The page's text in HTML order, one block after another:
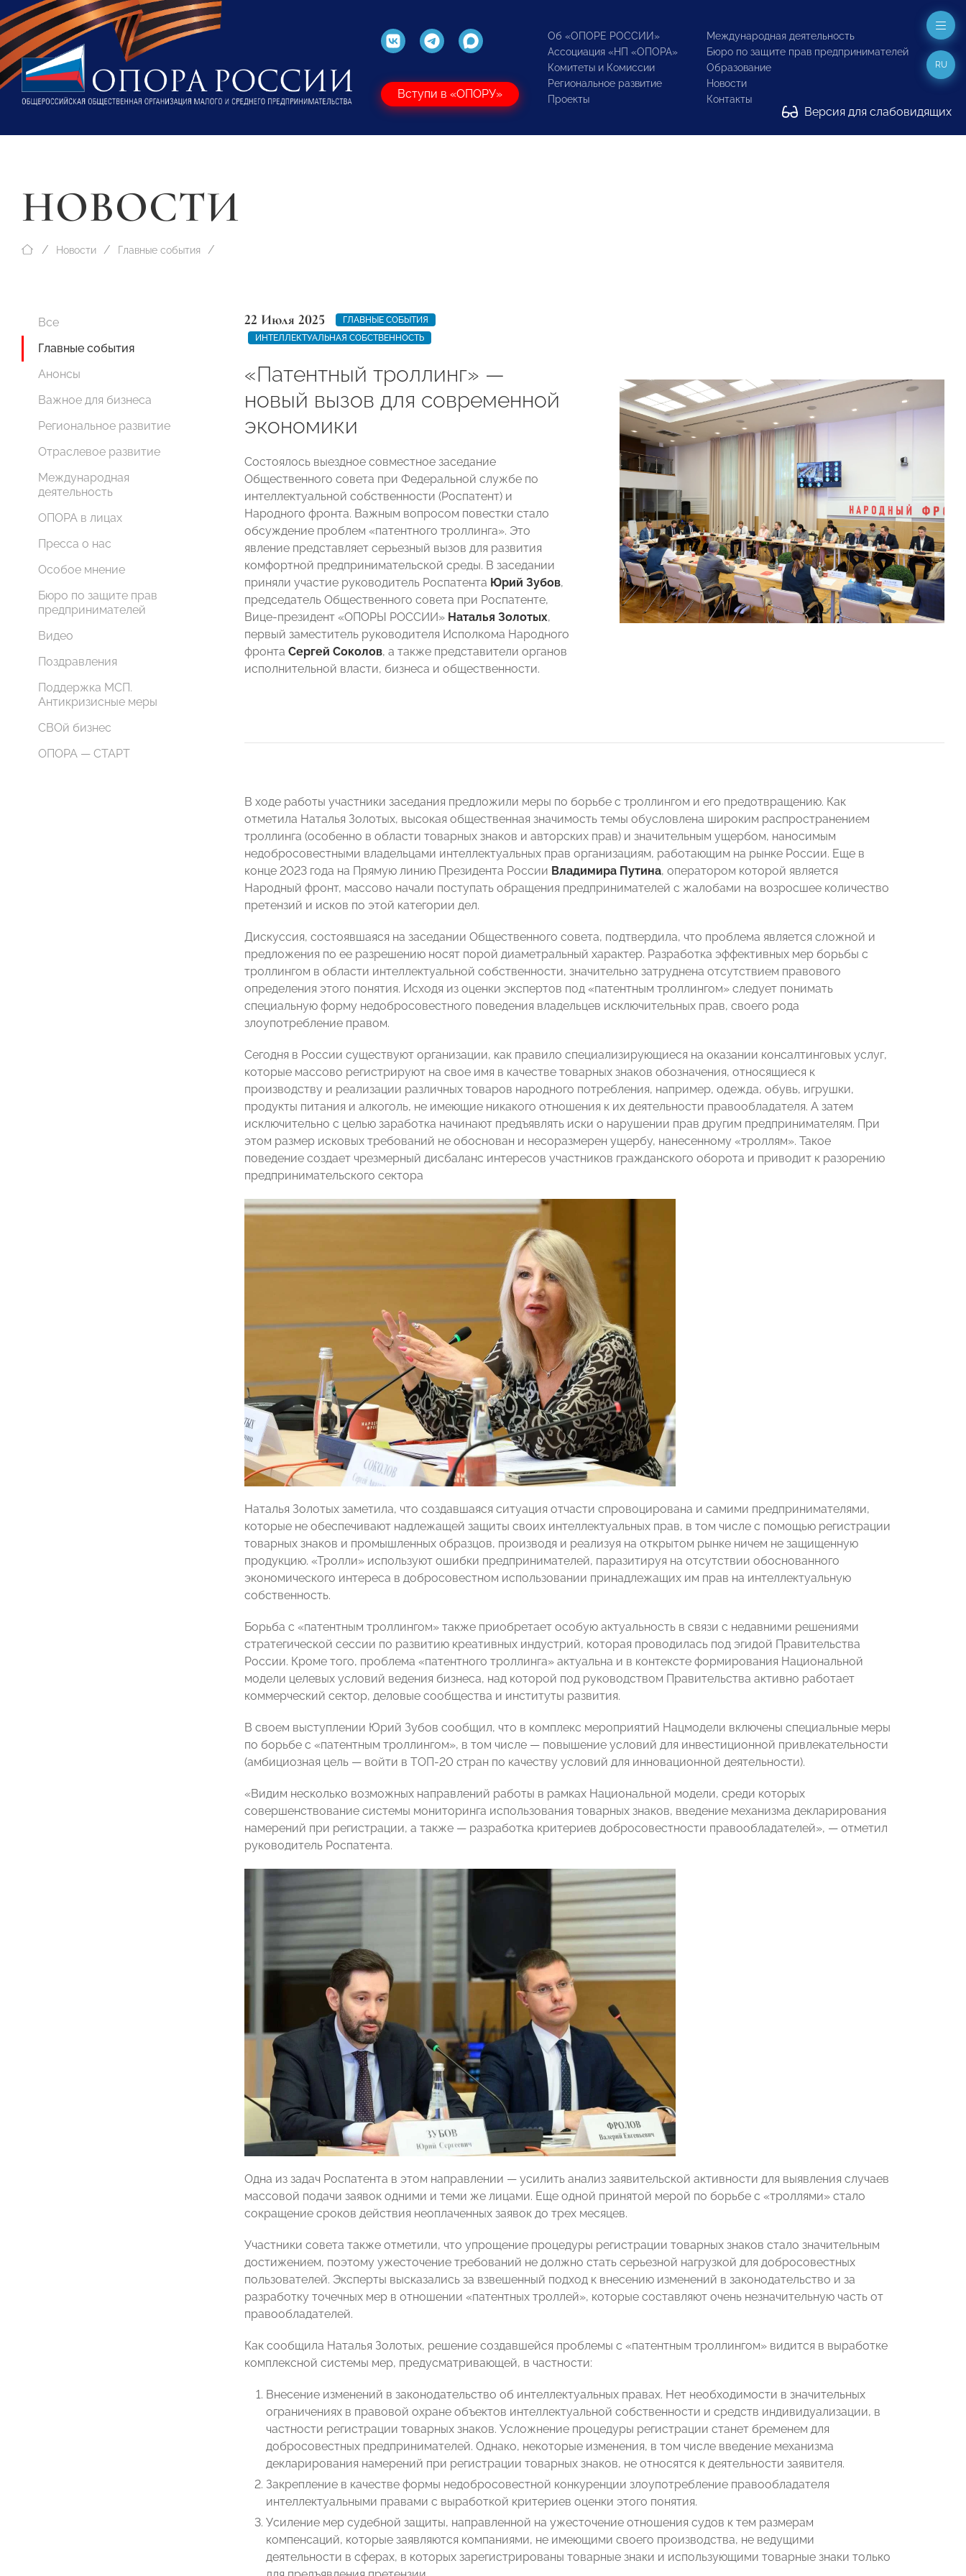
Вступи в «ОПОРУ»
Об «ОПОРЕ РОССИИ»
Ассоциация «НП «ОПОРА»
Комитеты и Комиссии
Региональное развитие
Проекты
Международная деятельность
Бюро по защите прав предпринимателей
Образование
Новости
Контакты
Версия для слабовидящих
RU
НОВОСТИ
Новости Главные события
Все
Главные события
Анонсы
Важное для бизнеса
Региональное развитие
Отраслевое развитие
Международная
деятельность
ОПОРА в лицах
Пресса о нас
Особое мнение
Бюро по защите прав
предпринимателей
Видео
Поздравления
Поддержка МСП.
Антикризисные меры
СВОй бизнес
ОПОРА — СТАРТ
22 Июля 2025
ГЛАВНЫЕ СОБЫТИЯ
ИНТЕЛЛЕКТУАЛЬНАЯ СОБСТВЕННОСТЬ
«Патентный троллинг» —
новый вызов для современной
экономики
Состоялось выездное совместное заседание
Общественного совета при Федеральной службе по
интеллектуальной собственности (Роспатент) и
Народного фронта. Важным вопросом повестки стало
обсуждение проблем «патентного троллинга». Это
явление представляет серьезный вызов для развития
комфортной предпринимательской среды. В заседании
приняли участие руководитель Роспатента Юрий Зубов,
председатель Общественного совета при Роспатенте,
Вице-президент «ОПОРЫ РОССИИ» Наталья Золотых,
первый заместитель руководителя Исполкома Народного
фронта Сергей Соколов, а также представители органов
исполнительной власти, бизнеса и общественности.
В ходе работы участники заседания предложили меры по борьбе с троллингом и его предотвращению. Как
отметила Наталья Золотых, высокая общественная значимость темы обусловлена широким распространением
троллинга (особенно в области товарных знаков и авторских прав) и значительным ущербом, наносимым
недобросовестными владельцами интеллектуальных прав организациям, работающим на рынке России. Еще в
конце 2023 года на Прямую линию Президента России Владимира Путина, оператором которой является
Народный фронт, массово начали поступать обращения предпринимателей с жалобами на возросшее количество
претензий и исков по этой категории дел.
Дискуссия, состоявшаяся на заседании Общественного совета, подтвердила, что проблема является сложной и
предложения по ее разрешению носят порой диаметральный характер. Разработка эффективных мер борьбы с
троллингом в области интеллектуальной собственности, значительно затруднена отсутствием правового
определения этого понятия. Исходя из оценки экспертов под «патентным троллингом» следует понимать
специальную форму недобросовестного поведения владельцев исключительных прав, своего рода
злоупотребление правом.
Сегодня в России существуют организации, как правило специализирующиеся на оказании консалтинговых услуг,
которые массово регистрируют на свое имя в качестве товарных знаков обозначения, относящиеся к
производству и реализации различных товаров народного потребления, например, одежда, обувь, игрушки,
продукты питания и алкоголь, не имеющие никакого отношения к их деятельности правообладателя. А затем
исключительно с целью заработка начинают предъявлять иски о нарушении прав другим предпринимателям. При
этом размер исковых требований не обоснован и несоразмерен ущербу, нанесенному «троллям». Такое
поведение создает чрезмерный дисбаланс интересов участников гражданского оборота и приводит к разорению
предпринимательского сектора
Наталья Золотых заметила, что создавшаяся ситуация отчасти спровоцирована и самими предпринимателями,
которые не обеспечивают надлежащей защиты своих интеллектуальных прав, в том числе с помощью регистрации
товарных знаков и промышленных образцов, производя и реализуя на открытом рынке ничем не защищенную
продукцию. «Тролли» используют ошибки предпринимателей, паразитируя на отсутствии обоснованного
экономического интереса в добросовестном использовании принадлежащих им прав на интеллектуальную
собственность.
Борьба с «патентным троллингом» также приобретает особую актуальность в связи с недавними решениями
стратегической сессии по развитию креативных индустрий, которая проводилась под эгидой Правительства
России. Кроме того, проблема «патентного троллинга» актуальна и в контексте формирования Национальной
модели целевых условий ведения бизнеса, над которой под руководством Правительства активно работает
коммерческий сектор, деловые сообщества и институты развития.
В своем выступлении Юрий Зубов сообщил, что в комплекс мероприятий Нацмодели включены специальные меры
по борьбе с «патентным троллингом», в том числе — повышение условий для инвестиционной привлекательности
(амбициозная цель — войти в ТОП-20 стран по качеству условий для инновационной деятельности).
«Видим несколько возможных направлений работы в рамках Национальной модели, среди которых
совершенствование системы мониторинга использования товарных знаков, введение механизма декларирования
намерений при регистрации, а также — разработка критериев добросовестности правообладателей», — отметил
руководитель Роспатента.
Одна из задач Роспатента в этом направлении — усилить анализ заявительской активности для выявления случаев
массовой подачи заявок одними и теми же лицами. Еще одной принятой мерой по борьбе с «троллями» стало
сокращение сроков действия неоплаченных заявок до трех месяцев.
Участники совета также отметили, что упрощение процедуры регистрации товарных знаков стало значительным
достижением, поэтому ужесточение требований не должно стать серьезной нагрузкой для добросовестных
пользователей. Эксперты высказались за взвешенный подход к внесению изменений в законодательство и за
разработку точечных мер в отношении «патентных троллей», которые составляют очень незначительную часть от
правообладателей.
Как сообщила Наталья Золотых, решение создавшейся проблемы с «патентным троллингом» видится в выработке
комплексной системы мер, предусматривающей, в частности:
Внесение изменений в законодательство об интеллектуальных правах. Нет необходимости в значительных
ограничениях в правовой охране объектов интеллектуальной собственности и средств индивидуализации, в
частности регистрации товарных знаков. Усложнение процедуры регистрации станет бременем для
добросовестных предпринимателей. Однако, некоторые изменения, в том числе введение механизма
декларирования намерений при регистрации товарных знаков, не относятся к деятельности заявителя.
Закрепление в качестве формы недобросовестной конкуренции злоупотребление правообладателя
интеллектуальными правами с выработкой критериев оценки этого понятия.
Усиление мер судебной защиты, направленной на ужесточение отношения судов к тем размерам
компенсаций, которые заявляются компаниями, не имеющими своего производства, не ведущими
деятельности в сферах, в которых зарегистрированы товарные знаки и использующими товарные знаки только